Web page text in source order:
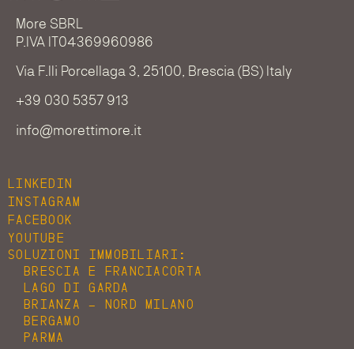
More SBRL
P.IVA IT04369960986
Via F.lli Porcellaga 3, 25100, Brescia (BS) Italy
+39 030 5357 913
info@morettimore.it
LINKEDIN
INSTAGRAM
FACEBOOK
YOUTUBE
SOLUZIONI IMMOBILIARI:
BRESCIA E FRANCIACORTA
LAGO DI GARDA
BRIANZA - NORD MILANO
BERGAMO
PARMA